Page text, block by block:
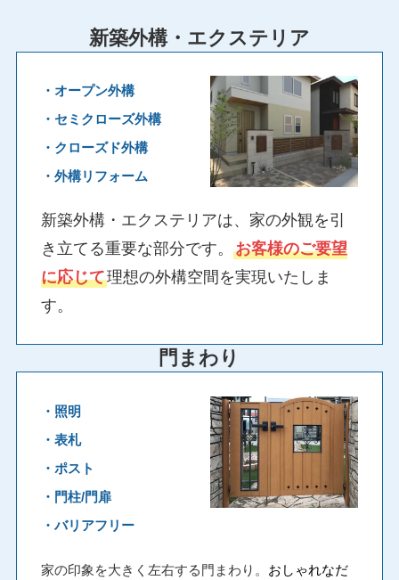
新築外構・エクステリア
・オープン外構
・セミクローズ外構
・クローズド外構
・外構リフォーム
新築外構・エクステリアは、家の外観を引
き立てる重要な部分です。 お客様のご要望
に応じて理想の外構空間を実現いたしま
す。
門まわり
・照明
・表札
・ポスト
・門柱/門扉
・バリアフリー
家の印象を大きく左右する門まわり。 おしゃれなだ